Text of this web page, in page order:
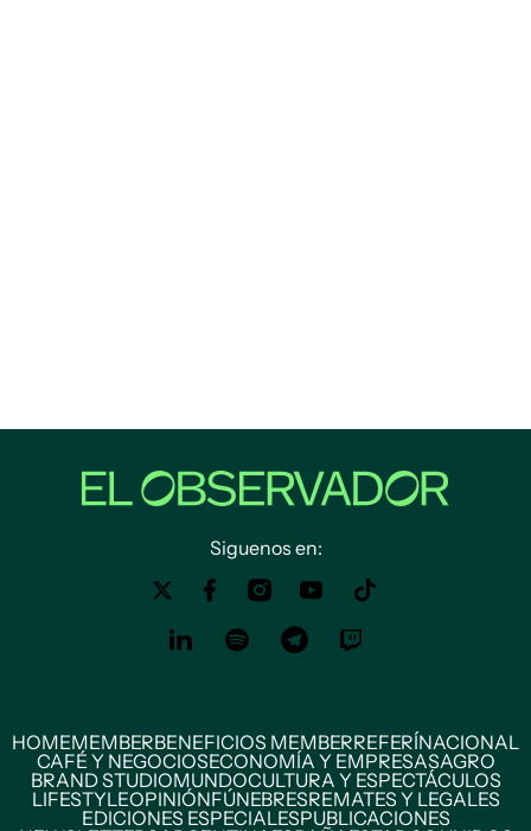
Siguenos en:
HOMEMEMBERBENEFICIOS MEMBERREFERÍNACIONAL
CAFÉ Y NEGOCIOSECONOMÍA Y EMPRESASAGRO
BRAND STUDIOMUNDOCULTURA Y ESPECTÁCULOS
LIFESTYLEOPINIÓNFÚNEBRESREMATES Y LEGALES
EDICIONES ESPECIALESPUBLICACIONES